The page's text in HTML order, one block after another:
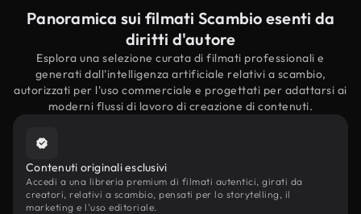
Panoramica sui filmati Scambio esenti da
diritti d'autore
Esplora una selezione curata di filmati professionali e
generati dall'intelligenza artificiale relativi a scambio,
autorizzati per l'uso commerciale e progettati per adattarsi ai
moderni flussi di lavoro di creazione di contenuti.
Contenuti originali esclusivi
Accedi a una libreria premium di filmati autentici, girati da
creatori, relativi a scambio, pensati per lo storytelling, il
marketing e l'uso editoriale.